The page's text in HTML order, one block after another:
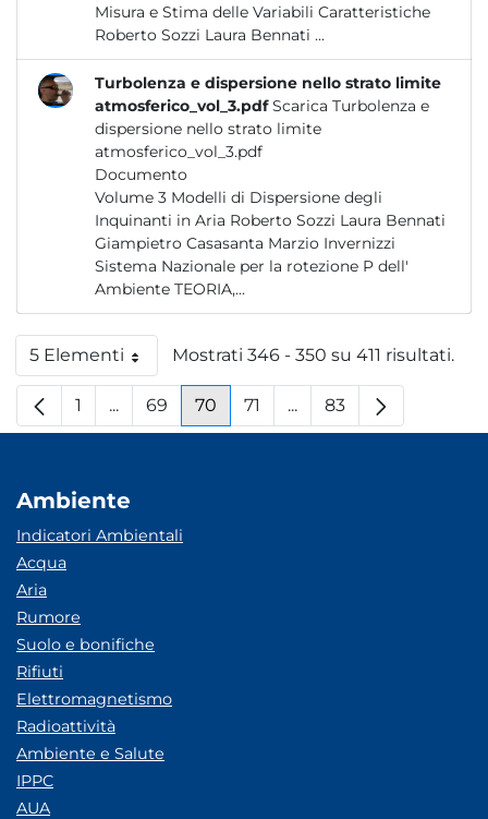
Misura e Stima delle Variabili Caratteristiche
Roberto Sozzi Laura Bennati ...
Turbolenza e dispersione nello strato limite
atmosferico_vol_3.pdf Scarica Turbolenza e
dispersione nello strato limite
atmosferico_vol_3.pdf
Documento
Volume 3 Modelli di Dispersione degli
Inquinanti in Aria Roberto Sozzi Laura Bennati
Giampietro Casasanta Marzio Invernizzi
Sistema Nazionale per la rotezione P dell'
Ambiente TEORIA,...
5 ElementiPer paginaMostrati 346 - 350 su 411 risultati.
Pagina
1 ...Pagine intermedie
Pagina
69 Pagina
70 Pagina
71 ...Pagine intermedie
Pagina
83
Ambiente
Indicatori Ambientali
Acqua
Aria
Rumore
Suolo e bonifiche
Rifiuti
Elettromagnetismo
Radioattività
Ambiente e Salute
IPPC
AUA